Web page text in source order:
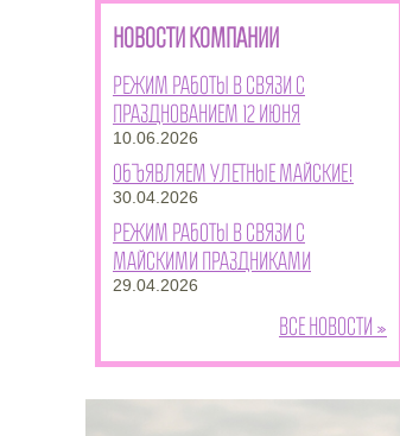
НОВОСТИ КОМПАНИИ
Режим работы в связи с
празднованием 12 июня
10.06.2026
Объявляем улетные майские!
30.04.2026
Режим работы в связи с
майскими праздниками
29.04.2026
Все новости »